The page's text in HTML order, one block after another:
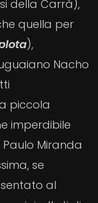
della Carrà),
quella per
),
Nacho
piccola
imperdibile
Miranda
se
al